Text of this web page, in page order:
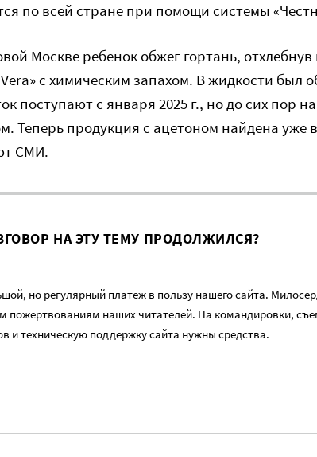
по всей стране при помощи системы
Москве ребенок обжег гортань, отхлебнув
с химическим запахом. В жидкости был
поступают с января 2025 г., но до сих пор
Теперь продукция с ацетоном найдена уже в
СМИ.
НА ЭТУ ТЕМУ ПРОДОЛЖИЛСЯ?
но регулярный платеж в пользу нашего сайта.
пожертвованиям наших читателей. На командировки,
и техническую поддержку сайта нужны средства.